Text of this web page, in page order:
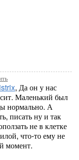
, Да он у нас
Маленький был
нормально. А
писать ну и так
не в клетке
что-то ему не
момент.